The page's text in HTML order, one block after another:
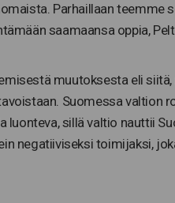
Parhaillaan teemme
saamaansa oppia,
muutoksesta eli
Suomessa valtion
sillä valtio nauttii
negatiiviseksi toimijaksi,